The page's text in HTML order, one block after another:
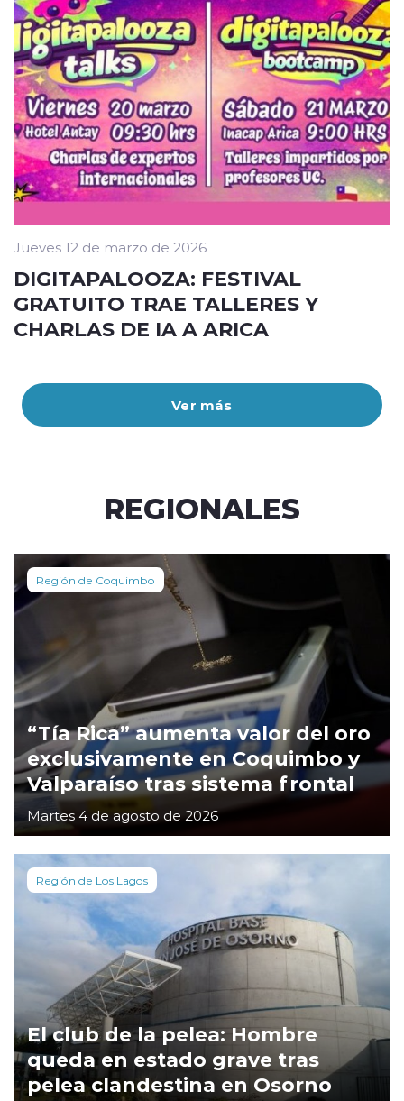
Ver más
Jueves 12 de marzo de 2026
DIGITAPALOOZA: FESTIVAL
GRATUITO TRAE TALLERES Y
CHARLAS DE IA A ARICA
REGIONALES
Región de Coquimbo
“Tía Rica” aumenta valor del oro
exclusivamente en Coquimbo y
Valparaíso tras sistema frontal
Martes 4 de agosto de 2026
Región de Los Lagos
El club de la pelea: Hombre
queda en estado grave tras
pelea clandestina en Osorno